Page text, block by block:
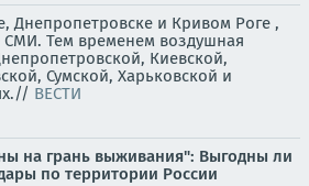
Днепропетровске и Кривом Роге ,
Тем временем воздушная
Киевской,
Сумской, Харьковской и
ВЕСТИ
на грань выживания": Выгодны ли
по территории России